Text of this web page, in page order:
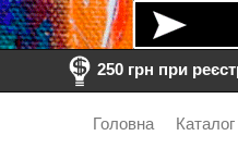
250 грн при
Головна Каталог